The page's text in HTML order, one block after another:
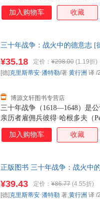
记，兼顾研究三十年战争的经
内心恐惧与希望交织，被战争
载浮载沉，无意中成了同时代
加入购物车 收藏
三十年战争：战火中的德意志 [
由退换】
三十年战争（1618—1648）是
亲历者雇佣兵彼得·哈根多夫（
（Maurus Friesenegger）的日
的欧洲，以及战争阴云下普通
¥35.18 定价： ¥298.00 (1.19折)
博源文轩图书专营店
[德]克里斯蒂安·潘特勒/著 黄行洲 译 /
加入购物车 收藏
正版图书 三十年战争：战火中
商品图片仅供参考，以实物为
¥39.43 定价： ¥86.77 (4.55折)
[德]克里斯蒂安·潘特勒 著,黄行洲 译 /